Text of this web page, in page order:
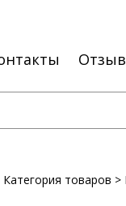
Категория товаров >